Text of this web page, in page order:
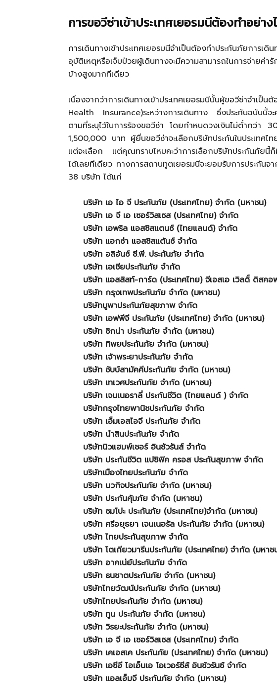
การขอวีซ่าเข้าประเทศเยอรมนีต้องทำอย่าง
การเดินทางเข้าประเทศเยอรมนีจำเป็นต้องทำประกันภัยการเ
อุบัติเหตุหรือเจ็บป่วยผู้เดินทางจะมีความสามารถในการจ่ายค่า
ข้างสูงมากทีเดียว
เนื่องจากว่าการเดินทางเข้าประเทศเยอรมนีนั้นผู้ขอวีซ่าจำ
Health Insurance)ระหว่างการเดินทาง ซึ่งประกันฉบับนี้จะ
ตามที่ระบุไว้ในการร้องขอวีซ่า โดยกำหนดวงเงินไม่ต่ำกว่า
1,500,000 บาท ผู้ยื่นขอวีซ่าจะเลือกบริษัทประกันในประเทศไ
แต่จะเลือก แต่คุณทราบไหมคะว่าการเลือกบริษัทประกันภัยนี้
ได้เลยทีเดียว ทางการสถานทูตเยอรมนีจะยอมรับการประกัน
38 บริษัท ได้แก่
บริษัท เอ ไอ จี ประกันภัย (ประเทศไทย) จำกัด (มหาชน)
บริษัท เอ จี เอ เซอร์วิสเซส (ประเทศไทย) จำกัด
บริษัท เอพริล แอสซิสแตนซ์ (ไทยแลนด์) จำกัด
บริษัท แอกซ่า แอสซิสแต้นซ์ จำกัด
บริษัท อลิอันซ์ ซี.พี. ประกันภัย จำกัด
บริษัท เอเชียประกันภัย จำกัด
บริษัท แอสสิสท์-การ์ด (ประเทศไทย) จีเอสเอ เวิลดิ์ ดิสคอ
บริษัท กรุงเทพประกันภัย จำกัด (มหาชน)
บริษัทบูพาประกันภัยสุขภาพ จำกัด
บริษัท เอฟพีจี ประกันภัย (ประเทศไทย) จำกัด (มหาชน)
บริษัท ซิกน่า ประกันภัย จำกัด (มหาชน)
บริษัท ทิพยประกันภัย จำกัด (มหาชน)
บริษัท เจ้าพระยาประกันภัย จำกัด
บริษัท ชับบ์สามัคคีประกันภัย จำกัด (มหาชน)
บริษัท เทเวศประกันภัย จำกัด (มหาชน)
บริษัท เจนเนอราลี่ ประกันชีวิต (ไทยแลนด์ ) จำกัด
บริษัทกรุงไทยพานิชประกันภัย จำกัด
บริษัท เอ็มเอสไอจี ประกันภัย จำกัด
บริษัท นำสินประกันภัย จำกัด
บริษัทนิวแฮมพ์เชอร์ อินชัวรันส์ จำกัด
บริษัท ประกันชีวิต แปซิฟิค ครอส ประกันสุขภาพ จำกัด
บริษัทเมืองไทยประกันภัย จำกัด
บริษัท นวกิจประกันภัย จำกัด (มหาชน)
บริษัท ประกันคุ้มภัย จำกัด (มหาชน)
บริษัท ซมโปะ ประกันภัย (ประเทศไทย)จำกัด (มหาชน)
บริษัท ศรีอยุธยา เจนเนอรัล ประกันภัย จำกัด (มหาชน)
บริษัท ไทยประกันสุขภาพ จำกัด
บริษัท โตเกียวมารีนประกันภัย (ประเทศไทย) จำกัด (มหาช
บริษัท อาคเน่ย์ประกันภัย จำกัด
บริษัท ธนชาตประกันภัย จำกัด (มหาชน)
บริษัทไทยวัฒน์ประกันภัย จำกัด (มหาชน)
บริษัทไทยประกันภัย จำกัด (มหาชน)
บริษัท ทูน ประกันภัย จำกัด (มหาชน)
บริษัท วิรยะประกันภัย จำกัด (มหาชน)
บริษัท เอ จี เอ เซอร์วิสเซส (ประเทศไทย) จำกัด
บริษัท เคเอสเค ประกันภัย (ประเทศไทย) จำกัด (มหาชน)
บริษัท เอซีอี ไอเอ็นเอ โอเวอร์ซีส์ อินชัวรันซ์ จำกัด
บริษัท แอลเอ็มจี ประกันภัย จำกัด (มหาชน)